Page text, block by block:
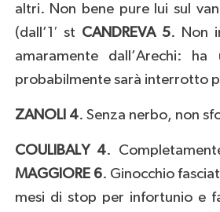
altri. Non bene pure lui sul
(dall’1′ st CANDREVA 5. Non
amaramente dall’Arechi:
probabilmente sarà interrotto
ZANOLI 4. Senza nerbo, non
COULIBALY 4.
MAGGIORE 6. Ginocchio
mesi di stop per infortunio e